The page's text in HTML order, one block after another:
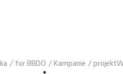
/ for BBDO /Kampanie /